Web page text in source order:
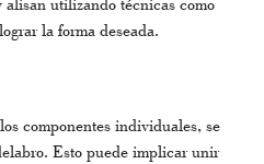
la forma deseada.
componentes individuales, se
Esto puede implicar unir